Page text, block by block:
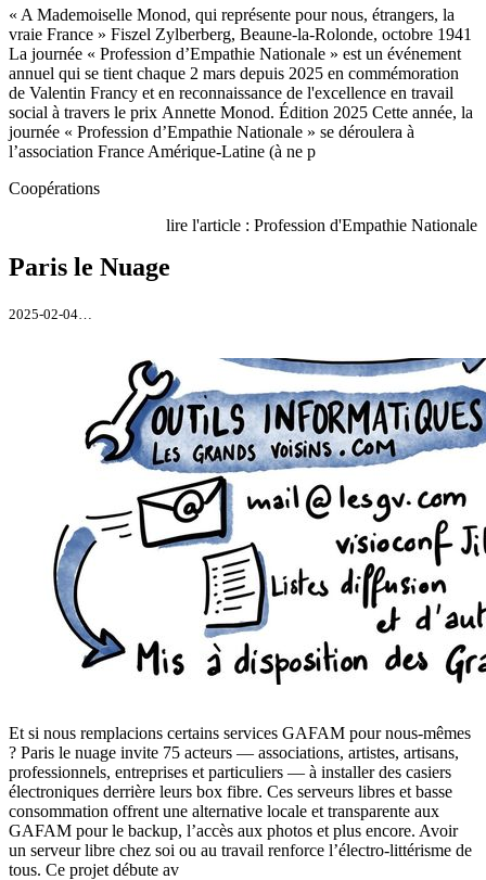
« A Mademoiselle Monod, qui représente pour nous, étrangers, la
vraie France » Fiszel Zylberberg, Beaune-la-Rolonde, octobre 1941
La journée « Profession d’Empathie Nationale » est un événement
annuel qui se tient chaque 2 mars depuis 2025 en commémoration
de Valentin Francy et en reconnaissance de l'excellence en travail
social à travers le prix Annette Monod. Édition 2025 Cette année, la
journée « Profession d’Empathie Nationale » se déroulera à
l’association France Amérique-Latine (à ne p
Coopérations
lire l'article : Profession d'Empathie Nationale
Paris le Nuage
2025-02-04…
Et si nous remplacions certains services GAFAM pour nous-mêmes
? Paris le nuage invite 75 acteurs — associations, artistes, artisans,
professionnels, entreprises et particuliers — à installer des casiers
électroniques derrière leurs box fibre. Ces serveurs libres et basse
consommation offrent une alternative locale et transparente aux
GAFAM pour le backup, l’accès aux photos et plus encore. Avoir
un serveur libre chez soi ou au travail renforce l’électro-littérisme de
tous. Ce projet débute av